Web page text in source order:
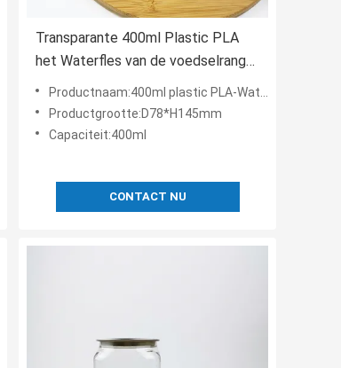
Transparante 400ml Plastic PLA
het Waterfles van de voedselrang
met Onverwachte Dekselsronde
Productnaam:400ml plastic PLA-Waterfles
Productgrootte:D78*H145mm
Capaciteit:400ml
CONTACT NU